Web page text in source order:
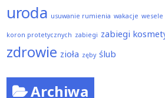
uroda usuwanie rumienia wakacje wesele
koron protetycznych zabiegi zabiegi
zdrowie zioła zęby ślub
Archiwa